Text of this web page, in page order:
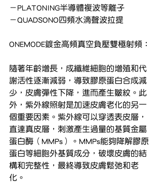
－PLATONING半導體複波等離子
－QUADSONO四頻水滴聲波拉提
ONEMODE鍍金高頻真空負壓雙極射頻：
隨著年齡增長，成纖維細胞的增殖和代
謝活性逐漸減弱，導致膠原蛋白合成減
少，皮膚彈性下降，進而產生皺紋。此
外，紫外線照射是加速皮膚老化的另一
個重要因素。紫外線可以穿透表皮層，
直達真皮層，刺激產生過量的基質金屬
蛋白酶（MMPs）。MMPs能夠降解膠原
蛋白等細胞外基質成分，破壞皮膚的結
構和完整性，最終導致皮膚鬆弛和老
化。